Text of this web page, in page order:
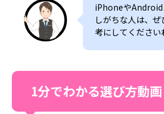
iPhoneやAndroid
しがちな人は、
考にしてください
1分でわかる選び方動画